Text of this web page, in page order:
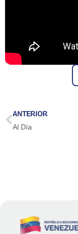
ANTERIOR
Al Día